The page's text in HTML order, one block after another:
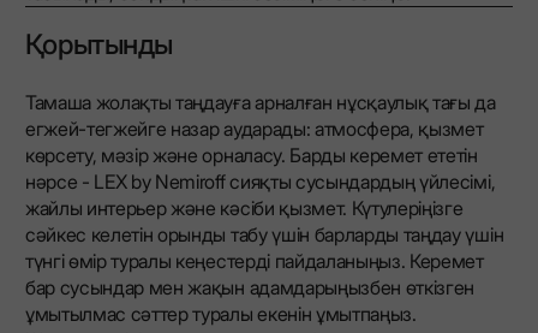
Қорытынды
Тамаша жолақты таңдауға арналған нұсқаулық тағы да
егжей-тегжейге назар аударады: атмосфера, қызмет
көрсету, мәзір және орналасу. Барды керемет ететін
нәрсе - LEX by Nemiroff сияқты сусындардың үйлесімі,
жайлы интерьер және кәсіби қызмет. Күтулеріңізге
сәйкес келетін орынды табу үшін барларды таңдау үшін
түнгі өмір туралы кеңестерді пайдаланыңыз. Керемет
бар сусындар мен жақын адамдарыңызбен өткізген
ұмытылмас сәттер туралы екенін ұмытпаңыз.